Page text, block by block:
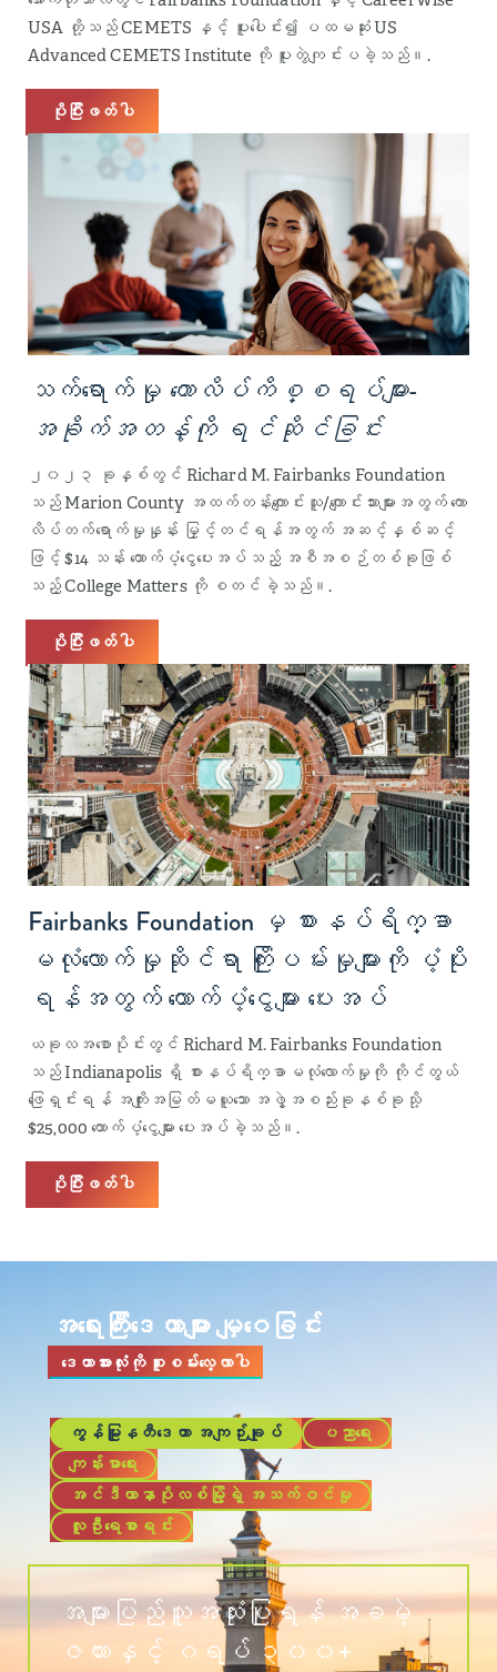
USA တို့သည် CEMETS နှင့် ပူးပေါင်း၍ ပထမဆုံး US
Advanced CEMETS Institute ကို ပူးတွဲကျင်းပခဲ့သည်။.
ပိုပြီးဖတ်ပါ
သက်ရောက်မှု ကောလိပ်ကိစ္စရပ်များ-
အခိုက်အတန့်ကို ရင်ဆိုင်ခြင်း
၂၀၂၃ ခုနှစ်တွင် Richard M. Fairbanks Foundation
သည် Marion County အထက်တန်းကျောင်းသူ/ကျောင်းသားများအတွက် ကော
လိပ်တက်ရောက်မှုနှုန်း မြှင့်တင်ရန်အတွက် အဆင့်နှစ်ဆင့်
ဖြင့် $14 သန်း ထောက်ပံ့ငွေပေးအပ်သည့် အစီအစဉ်တစ်ခုဖြစ်
သည့် College Matters ကို စတင်ခဲ့သည်။.
ပိုပြီးဖတ်ပါ
Fairbanks Foundation မှ စားနပ်ရိက္ခာ
မလုံလောက်မှုဆိုင်ရာ ကြိုးပမ်းမှုများကို ပံ့ပိုး
ရန်အတွက် ထောက်ပံ့ငွေများ ပေးအပ်
ယခုလအစောပိုင်းတွင် Richard M. Fairbanks Foundation
သည် Indianapolis ရှိ စားနပ်ရိက္ခာမလုံလောက်မှုကို ကိုင်တွယ်
ဖြေရှင်းရန် အကျိုးအမြတ်မယူသော အဖွဲ့အစည်းခုနစ်ခုသို့
$25,000 ထောက်ပံ့ငွေများ ပေးအပ်ခဲ့သည်။.
ပိုပြီးဖတ်ပါ
အရေးကြီးဒေတာများ မျှဝေခြင်း
ဒေတာအားလုံးကို စူးစမ်းလေ့လာပါ
ကွန်မြူနတီဒေတာ အကျဉ်းချုပ်
ပညာရေး
ကျန်းမာရေး
အင်ဒီယာနာပိုလစ်မြို့ရဲ့ အသက်ဝင်မှု
လူဦးရေစာရင်း
အများပြည်သူအသုံးပြုရန် အခမဲ့
ဇယားနှင့် ဂရပ် ၃၀၀+